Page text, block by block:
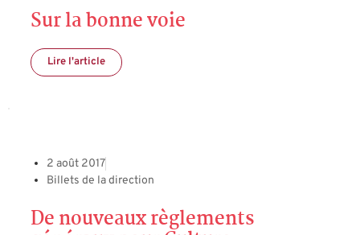
Sur la bonne voie
Lire l'article
2 août 2017
Billets de la direction
De nouveaux règlements